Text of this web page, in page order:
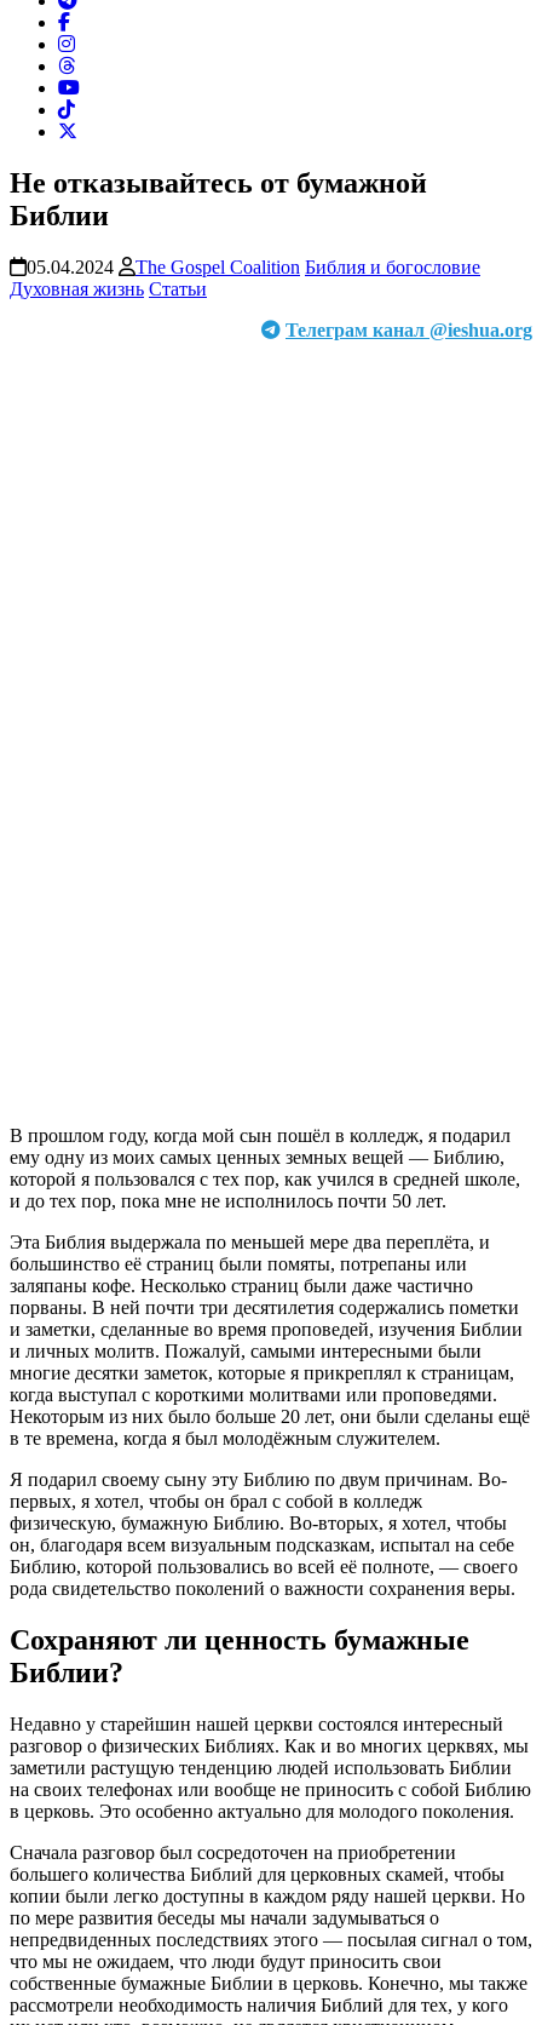
Не отказывайтесь от бумажной
Библии
05.04.2024 The Gospel Coalition Библия и богословие
Духовная жизнь Статьи
Телеграм канал @ieshua.org
В прошлом году, когда мой сын пошёл в колледж, я подарил
ему одну из моих самых ценных земных вещей — Библию,
которой я пользовался с тех пор, как учился в средней школе,
и до тех пор, пока мне не исполнилось почти 50 лет.
Эта Библия выдержала по меньшей мере два переплёта, и
большинство её страниц были помяты, потрепаны или
заляпаны кофе. Несколько страниц были даже частично
порваны. В ней почти три десятилетия содержались пометки
и заметки, сделанные во время проповедей, изучения Библии
и личных молитв. Пожалуй, самыми интересными были
многие десятки заметок, которые я прикреплял к страницам,
когда выступал с короткими молитвами или проповедями.
Некоторым из них было больше 20 лет, они были сделаны ещё
в те времена, когда я был молодёжным служителем.
Я подарил своему сыну эту Библию по двум причинам. Во-
первых, я хотел, чтобы он брал с собой в колледж
физическую, бумажную Библию. Во-вторых, я хотел, чтобы
он, благодаря всем визуальным подсказкам, испытал на себе
Библию, которой пользовались во всей её полноте, — своего
рода свидетельство поколений о важности сохранения веры.
Сохраняют ли ценность бумажные
Библии?
Недавно у старейшин нашей церкви состоялся интересный
разговор о физических Библиях. Как и во многих церквях, мы
заметили растущую тенденцию людей использовать Библии
на своих телефонах или вообще не приносить с собой Библию
в церковь. Это особенно актуально для молодого поколения.
Сначала разговор был сосредоточен на приобретении
большего количества Библий для церковных скамей, чтобы
копии были легко доступны в каждом ряду нашей церкви. Но
по мере развития беседы мы начали задумываться о
непредвиденных последствиях этого — посылая сигнал о том,
что мы не ожидаем, что люди будут приносить свои
собственные бумажные Библии в церковь. Конечно, мы также
рассмотрели необходимость наличия Библий для тех, у кого